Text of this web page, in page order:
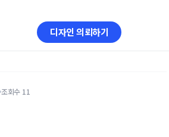
디자인 의뢰하기
조회수 11